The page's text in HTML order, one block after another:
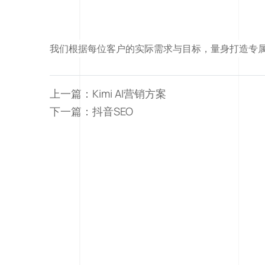
我们根据每位客户的实际需求与目标，量身打造专
上一篇： Kimi AI营销方案
下一篇： 抖音SEO